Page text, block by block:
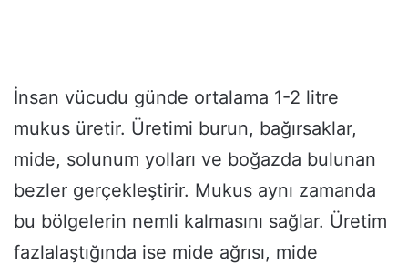
İnsan vücudu günde ortalama 1-2 litre
mukus üretir. Üretimi burun, bağırsaklar,
mide, solunum yolları ve boğazda bulunan
bezler gerçekleştirir. Mukus aynı zamanda
bu bölgelerin nemli kalmasını sağlar. Üretim
fazlalaştığında ise mide ağrısı, mide